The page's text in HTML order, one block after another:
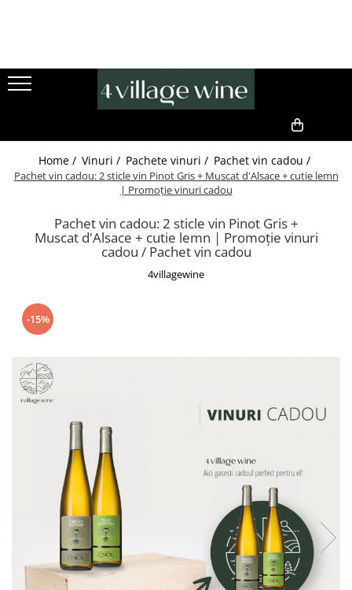
Toate vinurile..
Pachet vin cadou
Vinuri rosii
Vinuri albe
Vinuri albe seci
Cremant
Cava
Vinuri din Franta
Vinuri Alsacia
Vinuri Catalonia
Vinuri din Ungaria
Sortare dupa crama/ domenii
Domeniile Zinck
Castell del Remei
Sortare dupa soiul de vita de vie
Riesling
Produse gourmet
Ulei de măsline premium
Specialități din măsline
Pachete cadou gourmet
Idei de cadouri pentru ea
Idei de cadouri pentru el
Sorturi handmade
Vinuri premiate
Cadouri Handmade
Cutii cadou / ambalaje
Home / Vinuri / Pachete vinuri / Pachet vin cadou /
Pachet vin cadou: 2 sticle vin Pinot Gris + Muscat d'Alsace + cutie lemn
| Promoție vinuri cadou
Pachet vin cadou: 2 sticle vin Pinot Gris +
Muscat d'Alsace + cutie lemn | Promoție vinuri
cadou / Pachet vin cadou
4villagewine
-15%